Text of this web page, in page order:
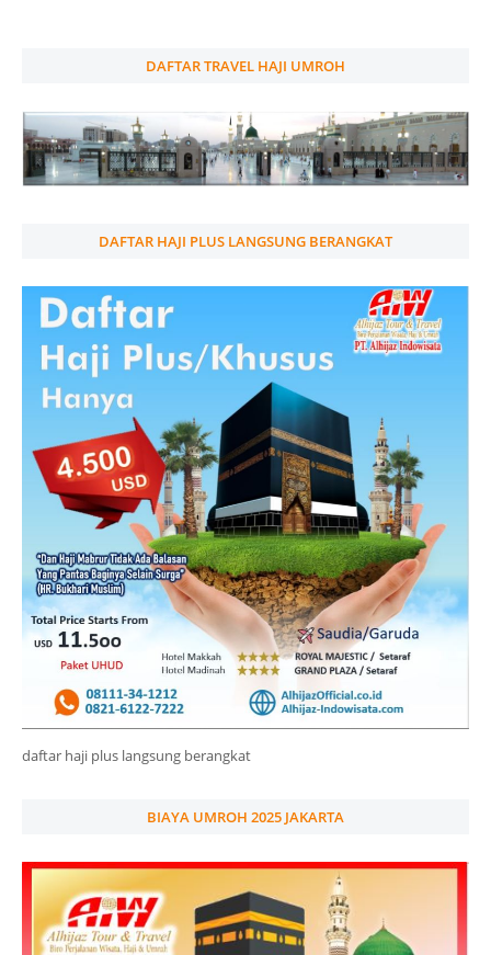
DAFTAR TRAVEL HAJI UMROH
DAFTAR HAJI PLUS LANGSUNG BERANGKAT
daftar haji plus langsung berangkat
BIAYA UMROH 2025 JAKARTA